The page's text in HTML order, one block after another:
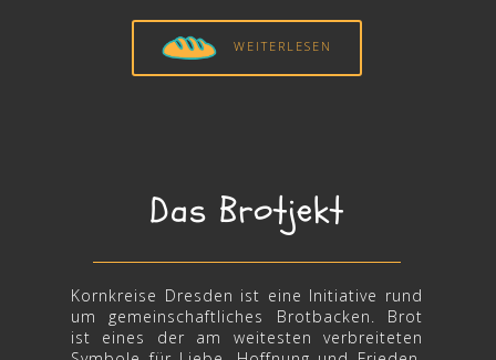
WEITERLESEN
Das Brotjekt
Kornkreise Dresden ist eine Initiative rund
um gemeinschaftliches Brotbacken. Brot
ist eines der am weitesten verbreiteten